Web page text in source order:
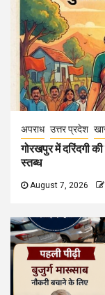
अपराध उत्तर प्रदेश
गोरखपुर में दरिंदगी
स्तब्ध
August 7, 2026